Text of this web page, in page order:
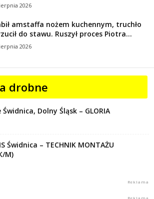
2026
amstaffa nożem kuchennym, truchło
do stawu. Ruszył proces Piotra...
2026
drobne
Dolny Śląsk – GLORIA
Świdnica – TECHNIK MONTAŻU
M)